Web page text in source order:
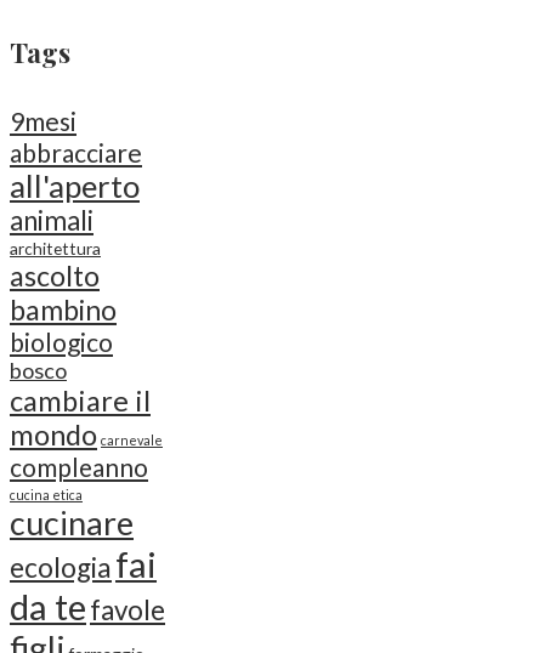
Tags
9mesi
abbracciare
all'aperto
animali
architettura
ascolto
bambino
biologico
bosco
cambiare il
mondo carnevale
compleanno
cucina etica
cucinare
ecologia fai
da tefavole